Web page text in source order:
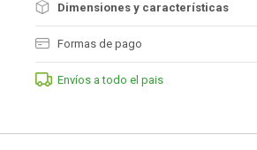
Dimensiones y características
Formas de pago
Envíos a todo el pais